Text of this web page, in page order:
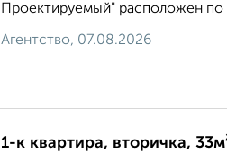
Проектируемый" расположен по
Агентство, 07.08.2026
1-к квартира, вторичка,